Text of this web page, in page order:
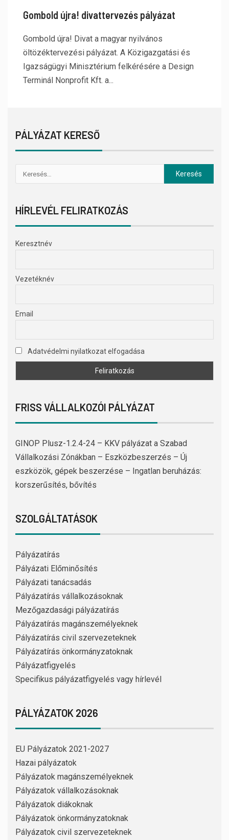
Gombold újra! divattervezés pályázat
Gombold újra! Divat a magyar nyilvános
öltözéktervezési pályázat. A Közigazgatási és
Igazságügyi Minisztérium felkérésére a Design
Terminál Nonprofit Kft. a...
PÁLYÁZAT KERESŐ
HÍRLEVÉL FELIRATKOZÁS
Keresztnév
Vezetéknév
Email
Adatvédelmi nyilatkozat elfogadása
FRISS VÁLLALKOZÓI PÁLYÁZAT
GINOP Plusz-1.2.4-24 – KKV pályázat a Szabad
Vállalkozási Zónákban – Eszközbeszerzés – Új
eszközök, gépek beszerzése – Ingatlan beruházás:
korszerűsítés, bővítés
SZOLGÁLTATÁSOK
Pályázatírás
Pályázati Előminősítés
Pályázati tanácsadás
Pályázatírás vállalkozásoknak
Mezőgazdasági pályázatírás
Pályázatírás magánszemélyeknek
Pályázatírás civil szervezeteknek
Pályázatírás önkormányzatoknak
Pályázatfigyelés
Specifikus pályázatfigyelés vagy hírlevél
PÁLYÁZATOK 2026
EU Pályázatok 2021-2027
Hazai pályázatok
Pályázatok magánszemélyeknek
Pályázatok vállalkozásoknak
Pályázatok diákoknak
Pályázatok önkormányzatoknak
Pályázatok civil szervezeteknek